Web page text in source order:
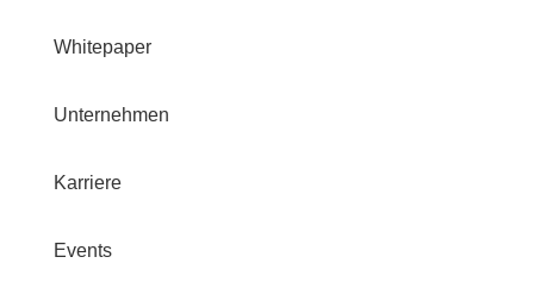
Whitepaper
Unternehmen
Karriere
Events